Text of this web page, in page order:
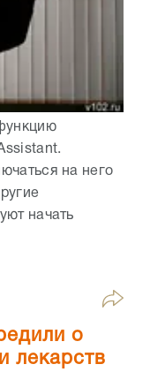
на него
начать
о
лекарств